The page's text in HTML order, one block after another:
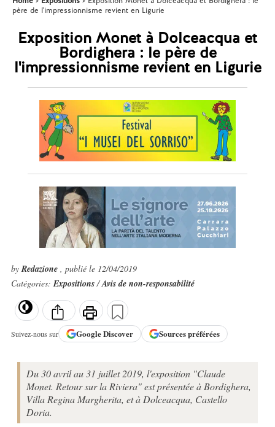
père de l'impressionnisme revient en Ligurie
Exposition Monet à Dolceacqua et
Bordighera : le père de
l'impressionnisme revient en Ligurie
byRedazione , publié le 12/04/2019
Catégories:Expositions/Avis de non-responsabilité
Suivez-nous sur GoogleDiscover Sources préférées
Du 30 avril au 31 juillet 2019, l'exposition "Claude
Monet. Retour sur la Riviera" est présentée à Bordighera,
Villa Regina Margherita, et à Dolceacqua, Castello
Doria.